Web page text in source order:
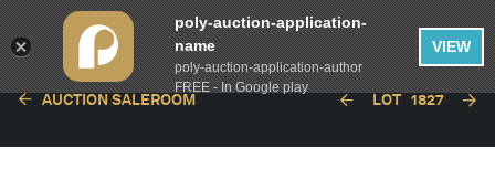
AUCTION SALEROOM LOT 1827
poly-auction-application-
name
poly-auction-application-author
FREE - In Google play
VIEW